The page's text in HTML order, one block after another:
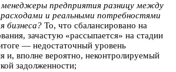
предприятия разницу между
и реальными потребностями
бизнеса? То, что сбалансировано на
зачастую «рассыпается» на стадии
— недостаточный уровень
и, вполне вероятно, неконтролируемый
задолженности;